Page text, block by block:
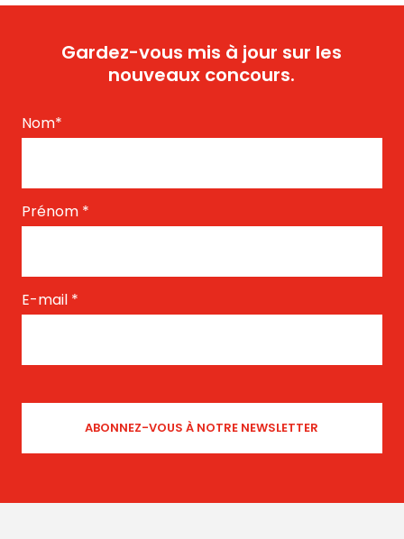
Gardez-vous mis à jour sur les
nouveaux concours.
Nom*
Prénom *
E-mail *